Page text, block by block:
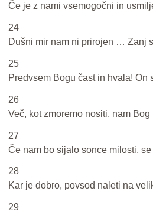
Če je z nami vsemogočni in
24
Dušni mir nam ni prirojen … Zanj
25
Predvsem Bogu čast in hvala!
26
Več, kot zmoremo nositi, nam Bog
27
Če nam bo sijalo sonce milosti,
28
Kar je dobro, povsod naleti na
29